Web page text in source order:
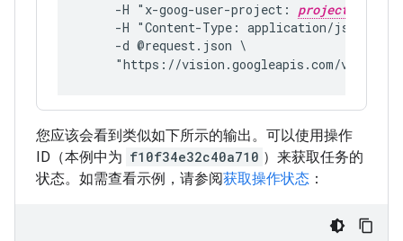
     -H "x-goog-user-project:
project-id
-H "Content-Type: application/json;
     -d @request.json \
"https://vision.googleapis.com/v1/
您应该会看到类似如下所示的输出。可以使用操作
ID（本例中为 f10f34e32c40a710 ）来获取任务的
状态。如需查看示例，请参阅获取操作状态 ：